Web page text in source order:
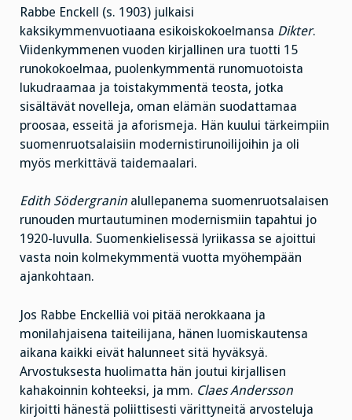
Rabbe Enckell (s. 1903) julkaisi
kaksikymmenvuotiaana esikoiskokoelmansa Dikter.
Viidenkymmenen vuoden kirjallinen ura tuotti 15
runokokoelmaa, puolenkymmentä runomuotoista
lukudraamaa ja toistakymmentä teosta, jotka
sisältävät novelleja, oman elämän suodattamaa
proosaa, esseitä ja aforismeja. Hän kuului tärkeimpiin
suomenruotsalaisiin modernistirunoilijoihin ja oli
myös merkittävä taidemaalari.
Edith Södergranin alullepanema suomenruotsalaisen
runouden murtautuminen modernismiin tapahtui jo
1920-luvulla. Suomenkielisessä lyriikassa se ajoittui
vasta noin kolmekymmentä vuotta myöhempään
ajankohtaan.
Jos Rabbe Enckelliä voi pitää nerokkaana ja
monilahjaisena taiteilijana, hänen luomiskautensa
aikana kaikki eivät halunneet sitä hyväksyä.
Arvostuksesta huolimatta hän joutui kirjallisen
kahakoinnin kohteeksi, ja mm. Claes Andersson
kirjoitti hänestä poliittisesti värittyneitä arvosteluja